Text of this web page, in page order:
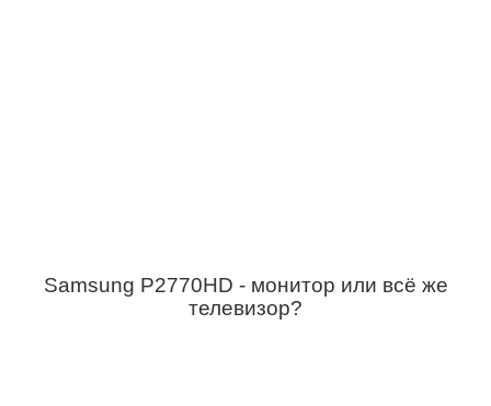
Samsung P2770HD - монитор или всё же
телевизор?